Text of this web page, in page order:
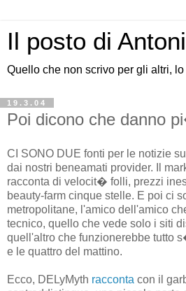
Il posto di
Quello che non scrivo per gli altri, lo
19.3.04
Poi dicono che danno
CI SONO DUE fonti per le notizie
dai nostri beneamati provider. Il
racconta di velocit� folli, prezzi
beauty-farm cinque stelle. E poi ci
metropolitane, l'amico dell'amico
tecnico, quello che vede solo i siti
quell'altro che funzionerebbe tutto
e le quattro del mattino.
Ecco, DELyMyth racconta con il